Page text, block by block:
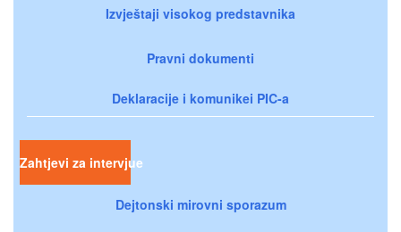
Izvještaji visokog predstavnika
Pravni dokumenti
Deklaracije i komunikei PIC-a
Zahtjevi za intervjue
Dejtonski mirovni sporazum